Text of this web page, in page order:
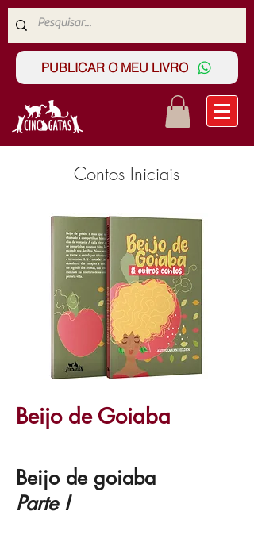
PUBLICAR O MEU LIVRO
Contos Iniciais
Beijo de Goiaba
Beijo de goiaba
Parte I